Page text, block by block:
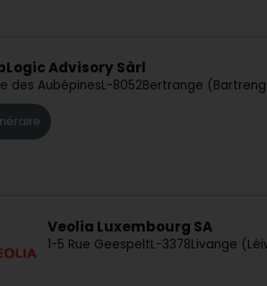
Advisory Sàrl
des AubépinesL-8052Bertrange
Veolia Luxembourg SA
1-5 Rue GeespeltL-3378Livange